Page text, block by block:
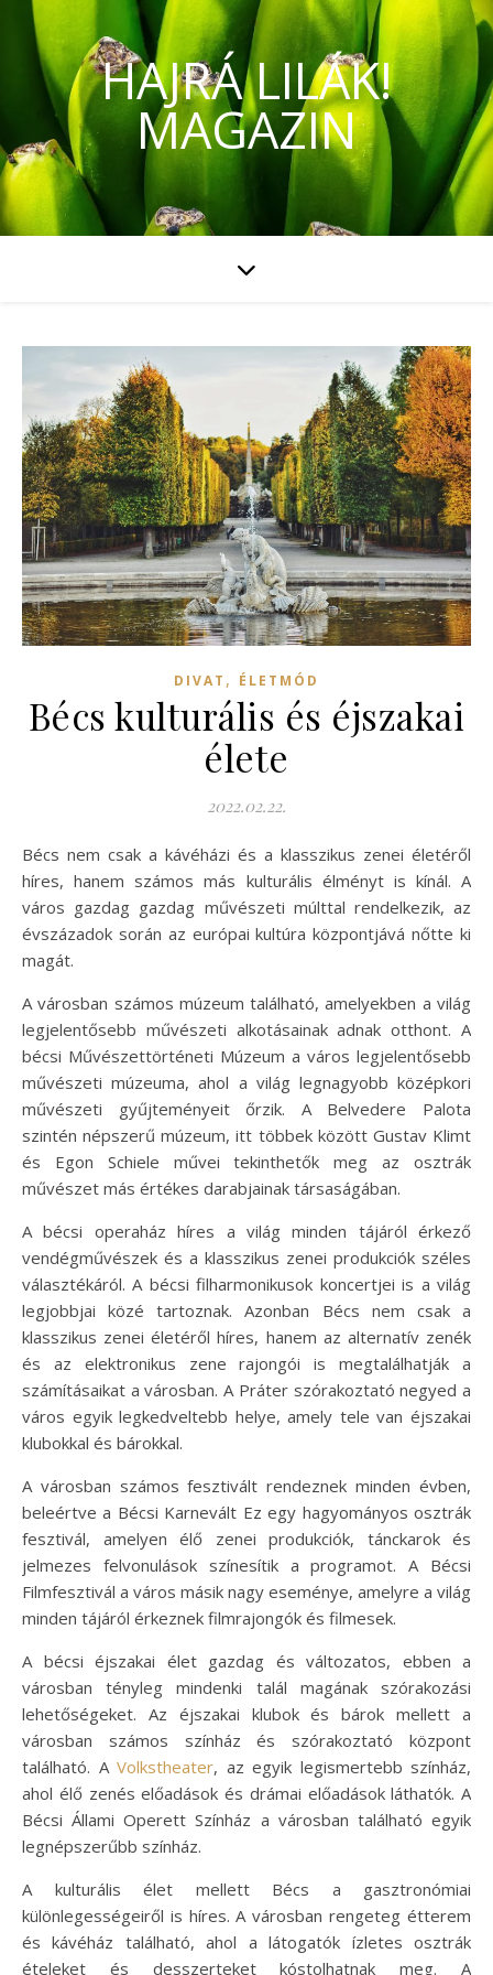
HAJRÁ LILÁK!
MAGAZIN
DIVAT , ÉLETMÓD
Bécs kulturális és éjszakai
élete
2022.02.22.
Bécs nem csak a kávéházi és a klasszikus zenei életéről
híres, hanem számos más kulturális élményt is kínál. A
város gazdag gazdag művészeti múlttal rendelkezik, az
évszázadok során az európai kultúra központjává nőtte ki
magát.
A városban számos múzeum található, amelyekben a világ
legjelentősebb művészeti alkotásainak adnak otthont. A
bécsi Művészettörténeti Múzeum a város legjelentősebb
művészeti múzeuma, ahol a világ legnagyobb középkori
művészeti gyűjteményeit őrzik. A Belvedere Palota
szintén népszerű múzeum, itt többek között Gustav Klimt
és Egon Schiele művei tekinthetők meg az osztrák
művészet más értékes darabjainak társaságában.
A bécsi operaház híres a világ minden tájáról érkező
vendégművészek és a klasszikus zenei produkciók széles
választékáról. A bécsi filharmonikusok koncertjei is a világ
legjobbjai közé tartoznak. Azonban Bécs nem csak a
klasszikus zenei életéről híres, hanem az alternatív zenék
és az elektronikus zene rajongói is megtalálhatják a
számításaikat a városban. A Práter szórakoztató negyed a
város egyik legkedveltebb helye, amely tele van éjszakai
klubokkal és bárokkal.
A városban számos fesztivált rendeznek minden évben,
beleértve a Bécsi Karnevált Ez egy hagyományos osztrák
fesztivál, amelyen élő zenei produkciók, tánckarok és
jelmezes felvonulások színesítik a programot. A Bécsi
Filmfesztivál a város másik nagy eseménye, amelyre a világ
minden tájáról érkeznek filmrajongók és filmesek.
A bécsi éjszakai élet gazdag és változatos, ebben a
városban tényleg mindenki talál magának szórakozási
lehetőségeket. Az éjszakai klubok és bárok mellett a
városban számos színház és szórakoztató központ
található. A Volkstheater, az egyik legismertebb színház,
ahol élő zenés előadások és drámai előadások láthatók. A
Bécsi Állami Operett Színház a városban található egyik
legnépszerűbb színház.
A kulturális élet mellett Bécs a gasztronómiai
különlegességeiről is híres. A városban rengeteg étterem
és kávéház található, ahol a látogatók ízletes osztrák
ételeket és desszerteket kóstolhatnak meg. A